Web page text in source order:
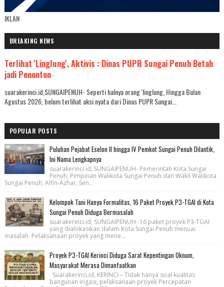
IKLAN
BREAKING NEWS
Terlihat 'Linglung', Aktivis : Dinas PUPR Sungai Penuh Betah
jadi Penonton
suarakerinci.id,SUNGAIPENUH- Seperti halnya orang 'linglung, Hingga Bulan
Agustus 2026, belum terlihat aksi nyata dari Dinas PUPR Sungai...
POPULAR POSTS
Puluhan Pejabat Eselon II hingga IV Pemkot Sungai Penuh Dilantik,
Ini Nama Lengkapnya
suarakerinci.id, SUNGAIPENUH- Pemerintah Kota Sungai
Penuh, Pimpinan Walikota Sungai Penuh dan Wakil Walikota
Sungai Penuh, Alfin-Azhar, Sen...
Kelompok Tani Hanya Formalitas, 16 Paket Proyek P3-TGAI di Kota
Sungai Penuh Diduga Bermasalah
suarakerinci.id, SUNGAIPENUH- 16 paket proyek P3-TGAI
yang dialokasikan dalam Kota Sungai Penuh menuai
masalah. Pelaksanaan proyek yang mene...
Proyek P3-TGAI Kerinci Diduga Sarat Kepentingan Oknum,
Masyarakat Merasa Dimanfaatkan
Suarakerinci.id, KERINCI – Tidak hanya soal kualitas
bangunan irigasi, pelaksanaan proyek Percepatan